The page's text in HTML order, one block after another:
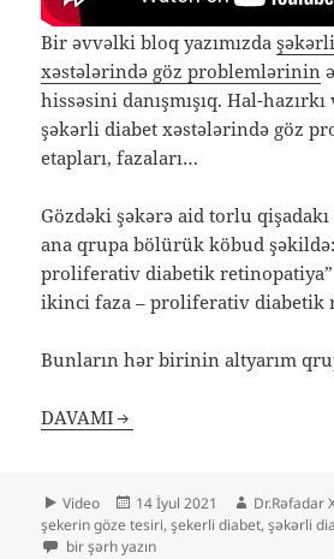
Bir əvvəlki bloq yazımızda
xəstələrində göz problemlərinin
hissəsini danışmışıq. Hal-
şəkərli diabet xəstələrində göz
etapları, fazaları…
Gözdəki şəkərə aid torlu
ana qrupa bölürük köbud
proliferativ diabetik
ikinci faza – proliferativ diabetik
Bunların hər birinin altyarım
DAVAMI
Format
Video
Yayım
tarixi
14 İyul 2021 Müəllif
Dr.Rəfadar
şekerin göze tesiri,şekerli diabet,şəkərli
Şəkərli diabet xəstələrində göz
bir şərh yazın